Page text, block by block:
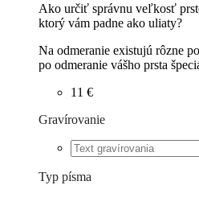
Ako určiť správnu veľkosť
ktorý vám padne ako uliaty?
Na odmeranie existujú rôzne
po odmeranie vášho prsta
11 €
Gravírovanie
Typ písma